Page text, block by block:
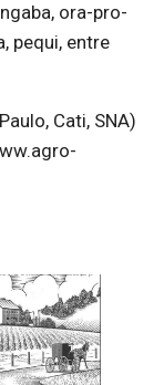
ora-pro-
pequi, entre
Cati, SNA)